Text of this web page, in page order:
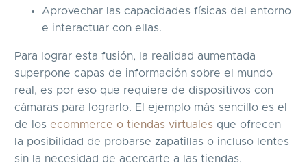
Aprovechar las capacidades físicas del entorno
e interactuar con ellas.
Para lograr esta fusión, la realidad aumentada
superpone capas de información sobre el mundo
real, es por eso que requiere de dispositivos con
cámaras para lograrlo. El ejemplo más sencillo es el
de los ecommerce o tiendas virtuales que ofrecen
la posibilidad de probarse zapatillas o incluso lentes
sin la necesidad de acercarte a las tiendas.